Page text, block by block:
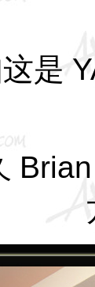
是
Brian